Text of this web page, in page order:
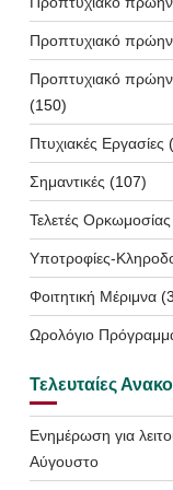
Προπτυχιακό
Προπτυχιακό
(150)
Πτυχιακές Εργασίες
Σημαντικές (107)
Τελετές Ορκωμοσίας
Υποτροφίες-
Φοιτητική Μέριμνα
Ωρολόγιο
Τελευταίες
Ενημέρωση για
Αύγουστο